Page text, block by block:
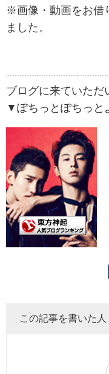
※画像・動画をお借
ました。
ブログに来ていただ
▼ぽちっとぽちっと
この記事を書いた人